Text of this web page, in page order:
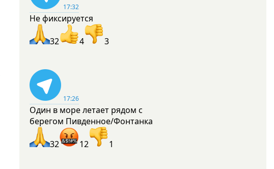
17:32
Не фиксируется
32 4 3
17:26
Один в море летает рядом с
берегом Пивденное/Фонтанка
32 12 1